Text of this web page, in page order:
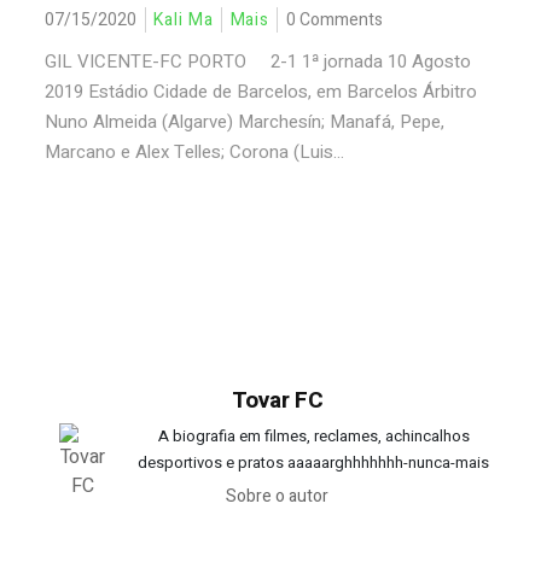
07/15/2020 Kali Ma Mais 0 Comments
GIL VICENTE-FC PORTO 2-1 1ª jornada 10 Agosto
2019 Estádio Cidade de Barcelos, em Barcelos Árbitro
Nuno Almeida (Algarve) Marchesín; Manafá, Pepe,
Marcano e Alex Telles; Corona (Luis...
Tovar FC
A biografia em filmes, reclames, achincalhos
desportivos e pratos aaaaarghhhhhhh-nunca-mais
Sobre o autor